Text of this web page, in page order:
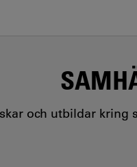
och utbildar kring